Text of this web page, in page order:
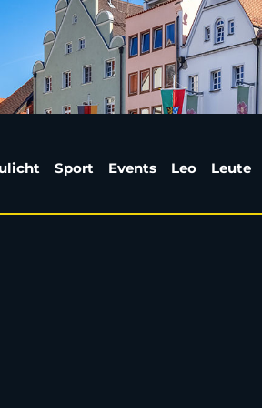
Sport Events Leo Leute